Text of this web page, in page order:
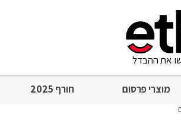
מוצרי פרסום חורף 2025
את ההבדל